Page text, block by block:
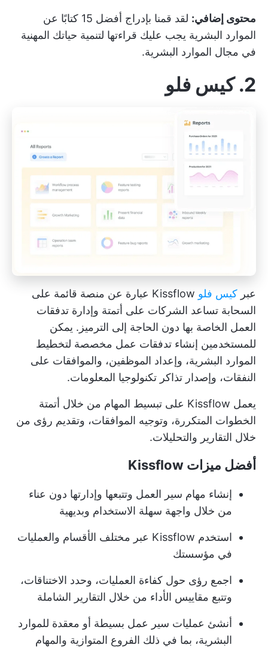
محتوى إضافي: لقد قمنا بإدراج أفضل
15 كتابًا عن
الموارد البشرية يجب عليك قراءتها لتنمية حياتك المهنية
في مجال الموارد البشرية.
2. كيس فلو
عبر كيس فلو
Kissflow عبارة عن منصة قائمة على
السحابة تساعد الشركات على أتمتة وإدارة تدفقات
العمل الخاصة بها دون الحاجة إلى الترميز. يمكن
للمستخدمين إنشاء تدفقات عمل مخصصة لتخطيط
الموارد البشرية، وإعداد الموظفين، والموافقات على
النفقات، وإصدار تذاكر تكنولوجيا المعلومات.
يعمل Kissflow على تبسيط المهام من خلال أتمتة
الخطوات المتكررة، وتوجيه الموافقات، وتقديم رؤى من
خلال التقارير والتحليلات.
أفضل ميزات Kissflow
إنشاء مهام سير العمل وتتبعها وإدارتها دون عناء
من خلال واجهة سهلة الاستخدام وبديهية
استخدم Kissflow عبر مختلف الأقسام والعمليات
في مؤسستك
اجمع رؤى حول كفاءة العمليات، وحدد الاختناقات،
وتتبع مقاييس الأداء من خلال التقارير الشاملة
أنشئ عمليات سير عمل بسيطة أو معقدة للموارد
البشرية، بما في ذلك الفروع المتوازية والمهام